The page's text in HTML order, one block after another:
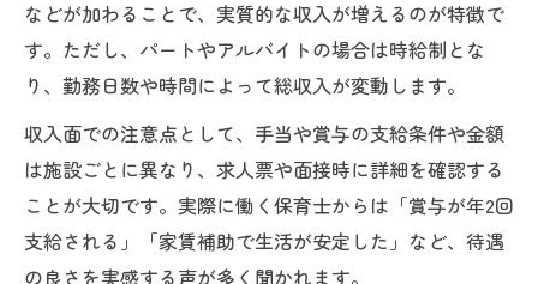
などが加わることで、実質的な収入が増えるのが特徴で
す。ただし、パートやアルバイトの場合は時給制とな
り、勤務日数や時間によって総収入が変動します。
収入面での注意点として、手当や賞与の支給条件や金額
は施設ごとに異なり、求人票や面接時に詳細を確認する
ことが大切です。実際に働く保育士からは「賞与が年2回
支給される」「家賃補助で生活が安定した」など、待遇
の良さを実感する声が多く聞かれます。